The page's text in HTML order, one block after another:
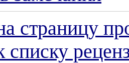
страницу
списку